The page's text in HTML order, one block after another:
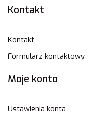
Linki w stopce
Kontakt
Kontakt
Formularz kontaktowy
Moje konto
Ustawienia konta